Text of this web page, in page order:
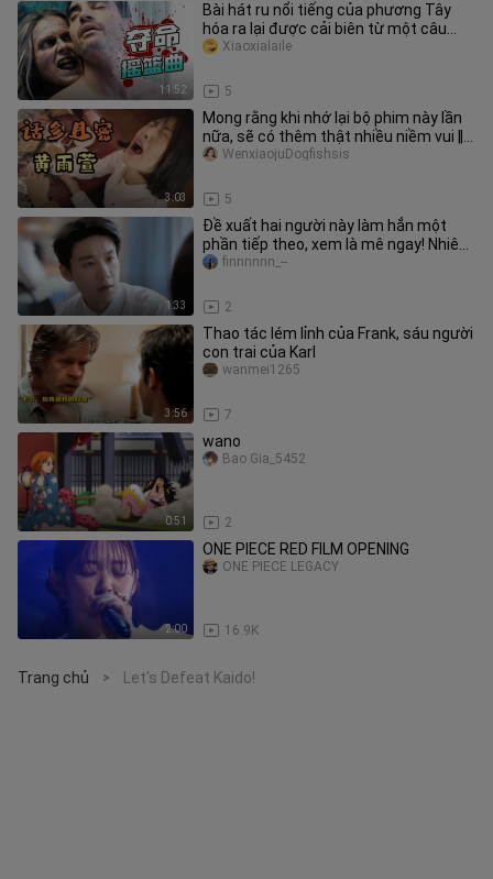
11:52
Bài hát ru nổi tiếng của phương Tây
hóa ra lại được cải biên từ một câu
thần chú, hễ ngân nga là sẽ招
5
Xiaoxialaile
3:03
Mong rằng khi nhớ lại bộ phim này lần
nữa, sẽ có thêm thật nhiều niềm vui ‖
Tổng hợp những lời tào l
5
WenxiaojuDogfishsis
1:33
Đề xuất hai người này làm hẳn một
phần tiếp theo, xem là mê ngay! Nhiêu
Tĩnh – Triệu Phương Cương
2
finnnnnn_--
3:56
Thao tác lém lỉnh của Frank, sáu người
con trai của Karl
7
wanmei1265
0:51
wano
2
Bao Gia_5452
2:00
ONE PIECE RED FILM OPENING
16.9K
ONE PIECE LEGACY
Trang chủ > Let's Defeat Kaido!